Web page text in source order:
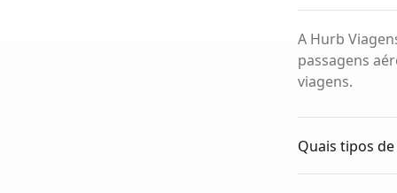
A Hurb
passagens
viagens.
Quais tipos